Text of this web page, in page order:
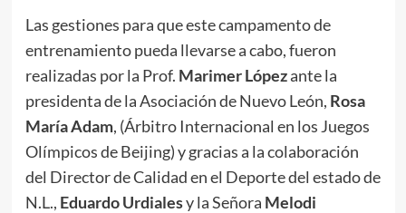
Las gestiones para que este campamento de
entrenamiento pueda llevarse a cabo, fueron
realizadas por la Prof. Marimer Lópezante la
presidenta de la Asociación de Nuevo León, Rosa
María Adam, (Árbitro Internacional en los Juegos
Olímpicos de Beijing) y gracias a la colaboración
del Director de Calidad en el Deporte del estado de
N.L., Eduardo Urdialesy la Señora Melodi